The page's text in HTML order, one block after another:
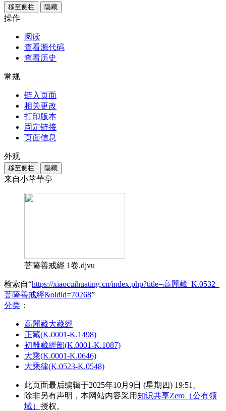
移至侧栏 隐藏
操作
阅读
查看源代码
查看历史
常规
链入页面
相关更改
打印版本
固定链接
页面信息
外观
移至侧栏 隐藏
来自小萃華亭
菩薩善戒經 1卷.djvu
检索自“https://xiaocuihuating.cn/index.php?title=高麗藏_K.0532_
菩薩善戒經&oldid=70268”
分类 ：​
高麗藏大藏經
正藏(K.0001-K.1498)
初雕藏經部(K.0001-K.1087)
大乘(K.0001-K.0646)
大乘律(K.0523-K.0548)
此页面最后编辑于2025年10月9日 (星期四) 19:51。
除非另有声明，本网站内容采用知识共享Zero（公有领
域） 授权。